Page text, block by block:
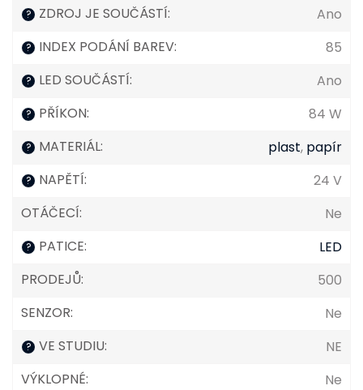
? ZDROJ JE SOUČÁSTÍ: Ano
? INDEX PODÁNÍ BAREV: 85
? LED SOUČÁSTÍ: Ano
? PŘÍKON: 84 W
? MATERIÁL: plast, papír
? NAPĚTÍ:
24 V
OTÁČECÍ: Ne
? PATICE:
LED
PRODEJŮ:
500
SENZOR: Ne
? VE STUDIU:
NE
VÝKLOPNÉ: Ne